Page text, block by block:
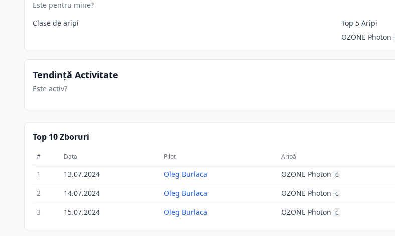
Este pentru mine?
Clase de aripi
Top 5 Aripi
OZONE Photon
Tendință Activitate
Este activ?
Top 10 Zboruri
# Data Pilot Aripă
1 13.07.2024 Oleg Burlaca OZONE Photon C
2
14.07.2024 Oleg Burlaca OZONE Photon C
3
15.07.2024 Oleg Burlaca OZONE Photon C